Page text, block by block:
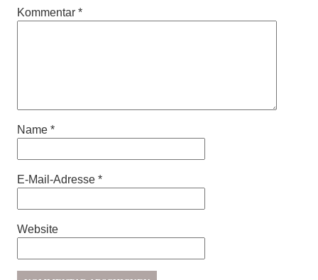
Kommentar *
Name *
E-Mail-Adresse *
Website